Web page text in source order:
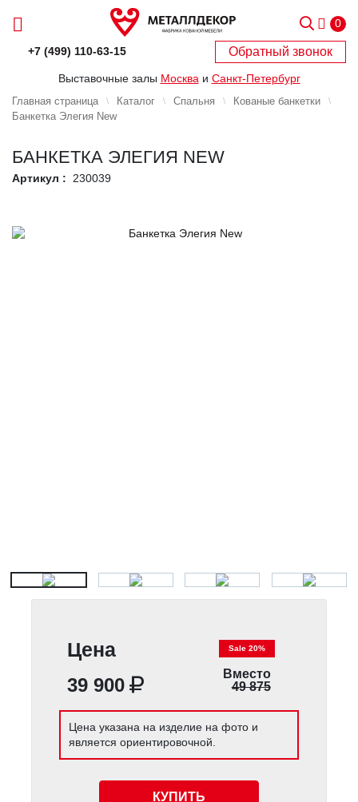
0
+7 (499) 110-63-15 Обратный звонок
Выставочные залы Москва и Санкт-Петербург
Главная страница Каталог Спальня
Кованые банкетки
Банкетка Элегия New
БАНКЕТКА ЭЛЕГИЯ NEW
Артикул : 230039
Цена
39 900
Sale 20%
Вместо
49 875
Цена указана на изделие на фото и
является ориентировочной.
КУПИТЬ